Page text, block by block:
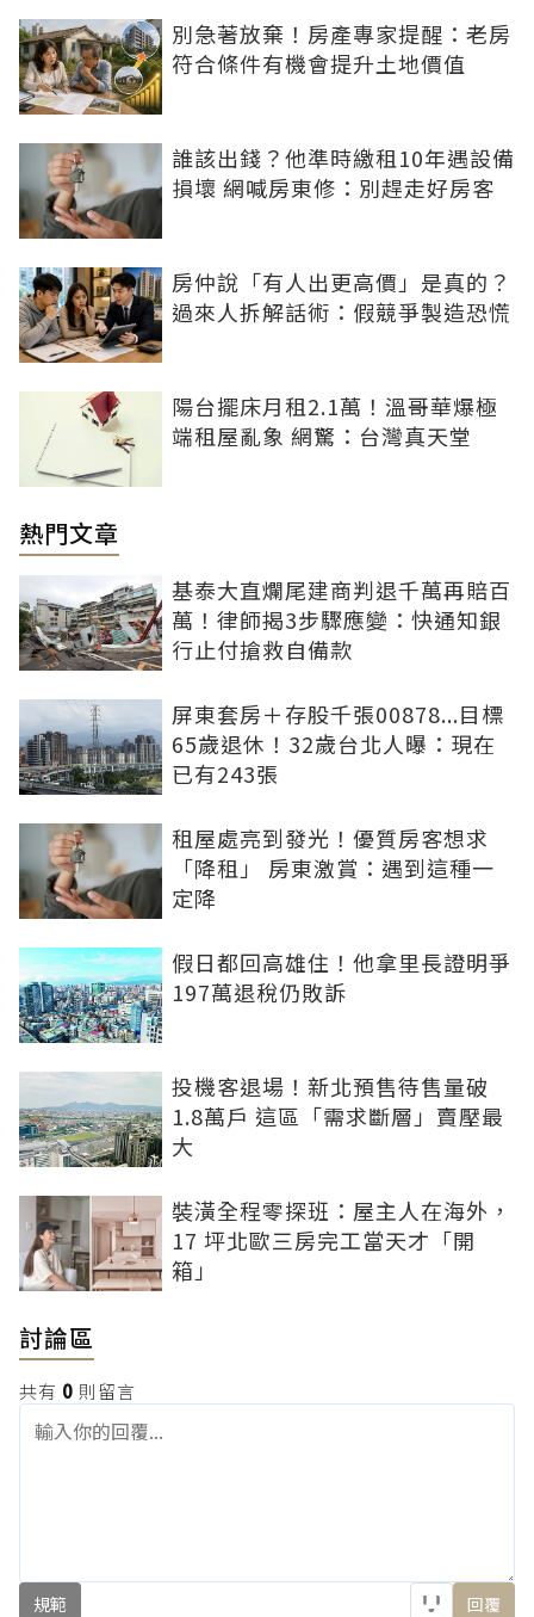
別急著放棄！房產專家提醒：老房
符合條件有機會提升土地價值
誰該出錢？他準時繳租10年遇設備
損壞 網喊房東修：別趕走好房客
房仲說「有人出更高價」是真的？
過來人拆解話術：假競爭製造恐慌
陽台擺床月租2.1萬！溫哥華爆極
端租屋亂象 網驚：台灣真天堂
熱門文章
基泰大直爛尾建商判退千萬再賠百
萬！律師揭3步驟應變：快通知銀
行止付搶救自備款
屏東套房＋存股千張00878...目標
65歲退休！32歲台北人曝：現在
已有243張
租屋處亮到發光！優質房客想求
「降租」 房東激賞：遇到這種一
定降
假日都回高雄住！他拿里長證明爭
197萬退稅仍敗訴
投機客退場！新北預售待售量破
1.8萬戶 這區「需求斷層」賣壓最
大
裝潢全程零探班：屋主人在海外，
17 坪北歐三房完工當天才「開
箱」
討論區
共有 0 則留言
規範 回覆